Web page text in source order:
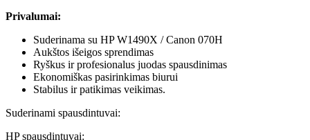
Privalumai:
Suderinama su HP W1490X / Canon 070H
Aukštos išeigos sprendimas
Ryškus ir profesionalus juodas spausdinimas
Ekonomiškas pasirinkimas biurui
Stabilus ir patikimas veikimas.
Suderinami spausdintuvai:
HP spausdintuvai: